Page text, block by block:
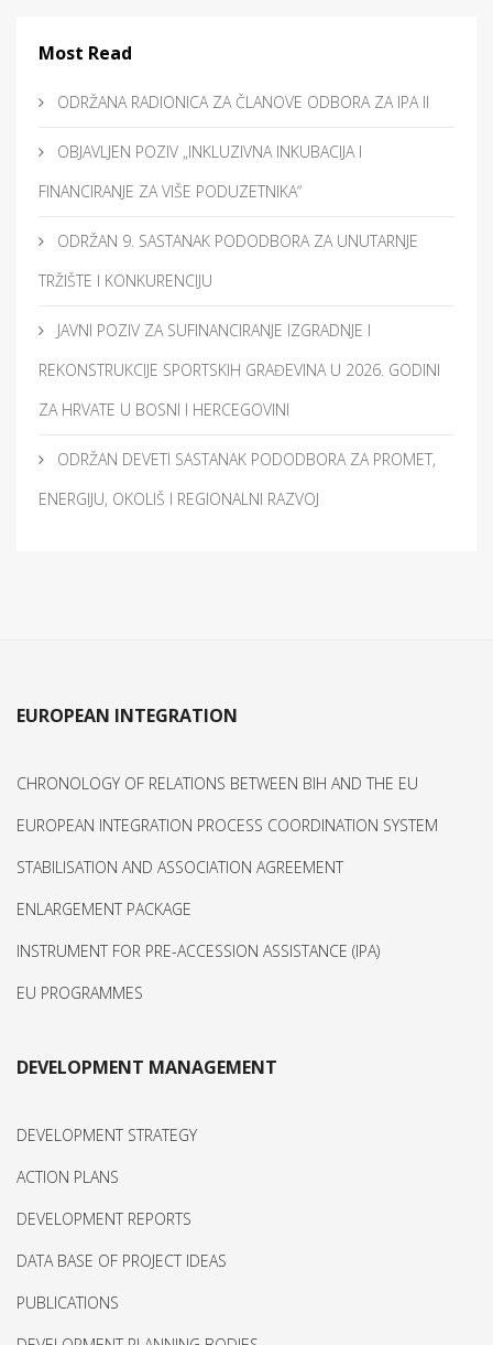
Most Read
ODRŽANA RADIONICA ZA ČLANOVE ODBORA ZA IPA II
OBJAVLJEN POZIV „INKLUZIVNA INKUBACIJA I
FINANCIRANJE ZA VIŠE PODUZETNIKA“
ODRŽAN 9. SASTANAK PODODBORA ZA UNUTARNJE
TRŽIŠTE I KONKURENCIJU
JAVNI POZIV ZA SUFINANCIRANJE IZGRADNJE I
REKONSTRUKCIJE SPORTSKIH GRAĐEVINA U 2026. GODINI
ZA HRVATE U BOSNI I HERCEGOVINI
ODRŽAN DEVETI SASTANAK PODODBORA ZA PROMET,
ENERGIJU, OKOLIŠ I REGIONALNI RAZVOJ
EUROPEAN INTEGRATION
CHRONOLOGY OF RELATIONS BETWEEN BIH AND THE EU
EUROPEAN INTEGRATION PROCESS COORDINATION SYSTEM
STABILISATION AND ASSOCIATION AGREEMENT
ENLARGEMENT PACKAGE
INSTRUMENT FOR PRE-ACCESSION ASSISTANCE (IPA)
EU PROGRAMMES
DEVELOPMENT MANAGEMENT
DEVELOPMENT STRATEGY
ACTION PLANS
DEVELOPMENT REPORTS
DATA BASE OF PROJECT IDEAS
PUBLICATIONS